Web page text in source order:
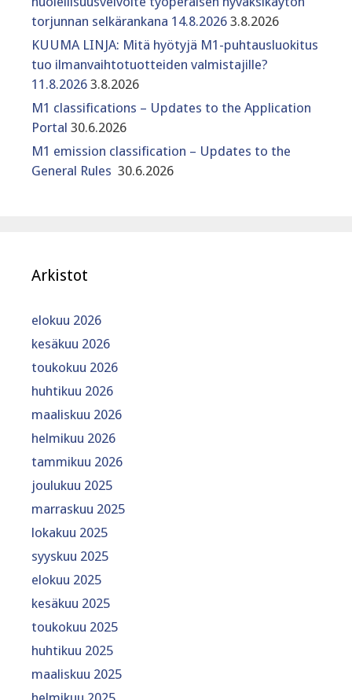
torjunnan selkärankana 14.8.2026 3.8.2026
KUUMA LINJA: Mitä hyötyjä M1-puhtausluokitus
tuo ilmanvaihtotuotteiden valmistajille?
11.8.2026 3.8.2026
M1 classifications – Updates to the Application
Portal 30.6.2026
M1 emission classification – Updates to the
General Rules 30.6.2026
Arkistot
elokuu 2026
kesäkuu 2026
toukokuu 2026
huhtikuu 2026
maaliskuu 2026
helmikuu 2026
tammikuu 2026
joulukuu 2025
marraskuu 2025
lokakuu 2025
syyskuu 2025
elokuu 2025
kesäkuu 2025
toukokuu 2025
huhtikuu 2025
maaliskuu 2025